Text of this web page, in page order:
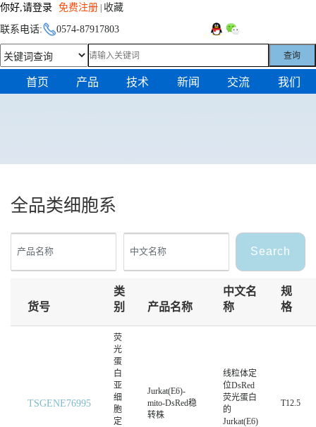
你好,请登录 免费注册 收藏
联系电话: 0574-87917803
查询
首页 产品 技术 新闻 交流 我们
全品类细胞系
Search
货号
类
别
产品名称
中文名
称
规
格
TSGENE76995
荧
光
蛋
白
亚
细
胞
定
Jurkat(E6)-
mito-DsRed稳
转株
线粒体定
位DsRed
荧光蛋白
的
Jurkat(E6)
T12.5